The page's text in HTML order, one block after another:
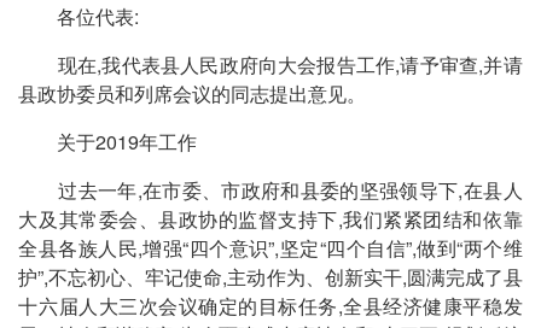
各位代表:
现在,我代表县人民政府向大会报告工作,请予审查,并请
县政协委员和列席会议的同志提出意见。
关于2019年工作
过去一年,在市委、市政府和县委的坚强领导下,在县人
大及其常委会、县政协的监督支持下,我们紧紧团结和依靠
全县各族人民,增强“四个意识”,坚定“四个自信”,做到“两个维
护”,不忘初心、牢记使命,主动作为、创新实干,圆满完成了县
十六届人大三次会议确定的目标任务,全县经济健康平稳发